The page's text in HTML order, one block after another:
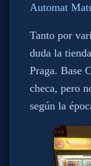
Automat
Tanto por
duda la
Praga. Base
checa, pero
según la